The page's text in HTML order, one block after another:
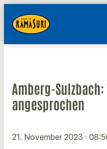
Amberg-
angesprochen
21. November 2023 ·